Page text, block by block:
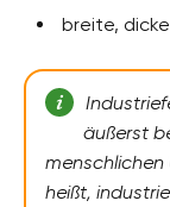
breite,
äußerst
heißt,